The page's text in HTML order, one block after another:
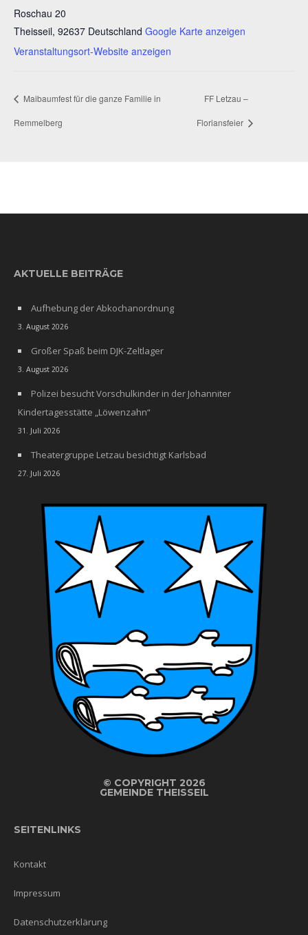
Roschau 20
Theisseil, 92637 Deutschland Google Karte anzeigen
Veranstaltungsort-Website anzeigen
Maibaumfest für die ganze Familie in
Remmelberg
FF Letzau –
Floriansfeier
AKTUELLE BEITRÄGE
Aufhebung der Abkochanordnung
3. August 2026
Großer Spaß beim DJK-Zeltlager
3. August 2026
Polizei besucht Vorschulkinder in der Johanniter
Kindertagesstätte „Löwenzahn“
31. Juli 2026
Theatergruppe Letzau besichtigt Karlsbad
27. Juli 2026
© COPYRIGHT 2026
GEMEINDE THEISSEIL
SEITENLINKS
Kontakt
Impressum
Datenschutzerklärung